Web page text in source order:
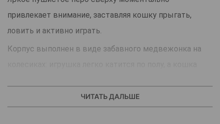
привлекает внимание, заставляя кошку прыгать,
ловить и активно играть.
Корпус выполнен в виде забавного медвежонка на
подталкивать. Форма устойчивая и безопасная для
ЧИТАТЬ ДАЛЬШЕ